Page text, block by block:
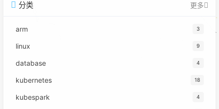
分类 更多
arm 3
linux 9
database 4
kubernetes 18
kubespark 4